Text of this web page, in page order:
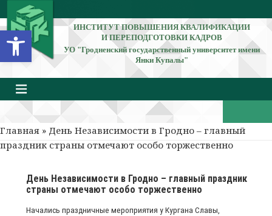
Открыть панель инструментов
ИНСТИТУТ ПОВЫШЕНИЯ КВАЛИФИКАЦИИ
И ПЕРЕПОДГОТОВКИ КАДРОВ
УО "Гродненский государственный университет имени
Янки Купалы"
Главная » День Независимости в Гродно – главный
праздник страны отмечают особо торжественно
День Независимости в Гродно – главный праздник
страны отмечают особо торжественно
Начались праздничные мероприятия у Кургана Славы,